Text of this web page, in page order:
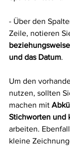
- Über den
Zeile, notieren
und das Datum.
Um den
nutzen, sollten
machen mit
Stichworten und
arbeiten.
kleine